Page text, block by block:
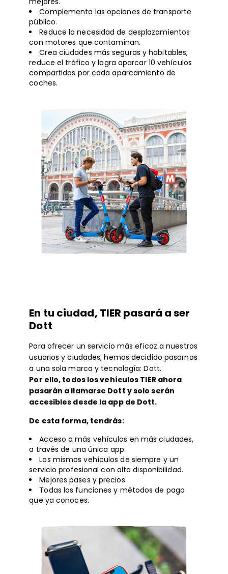
Complementa las opciones de transporte
público.
Reduce la necesidad de desplazamientos
con motores que contaminan.
Crea ciudades más seguras y habitables,
reduce el tráfico y logra aparcar 10 vehículos
compartidos por cada aparcamiento de
coches.
En tu ciudad, TIER pasará a ser
Dott
Para ofrecer un servicio más eficaz a nuestros
usuarios y ciudades, hemos decidido pasarnos
a una sola marca y tecnología: Dott.
Por ello, todos los vehículos TIER ahora
pasarán a llamarse Dott y solo serán
accesibles desde la app de Dott.
De esta forma, tendrás:
Acceso a más vehículos en más ciudades,
a través de una única app.
Los mismos vehículos de siempre y un
servicio profesional con alta disponibilidad.
Mejores pases y precios.
Todas las funciones y métodos de pago
que ya conoces.